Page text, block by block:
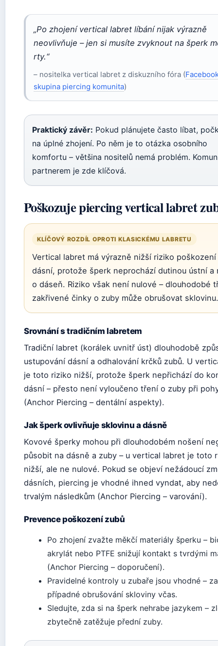
„Po zhojení vertical labret líbání nijak výrazně
neovlivňuje – jen si musíte zvyknout na šperk
rty.“
– nositelka vertical labret z diskuzního fóra (
skupina piercing komunita)
Praktický závěr: Pokud plánujete často líbat,
na úplné zhojení. Po něm je to otázka osobního
komfortu – většina nositelů nemá problém.
partnerem je zde klíčová.
Poškozuje piercing vertical labret
KLÍČOVÝ ROZDÍL OPROTI KLASICKÉMU LABRETU
Vertical labret má výrazně nižší riziko poškození
dásní, protože šperk neprochází dutinou ústní a
o dáseň. Riziko však není nulové – dlouhodobé
zakřivené činky o zuby může obrušovat sklovinu.
Srovnání s tradičním labretem
Tradiční labret (korálek uvnitř úst) dlouhodobě
ustupování dásní a odhalování krčků zubů. U
je toto riziko nižší, protože šperk nepřichází do
dásní – přesto není vyloučeno tření o zuby při
(Anchor Piercing – dentální aspekty).
Jak šperk ovlivňuje sklovinu a dásně
Kovové šperky mohou při dlouhodobém nošení
působit na dásně a zuby – u vertical labret je toto
nižší, ale ne nulové. Pokud se objeví nežádoucí
dásních, piercing je vhodné ihned vyndat, aby
trvalým následkům (Anchor Piercing – varování).
Prevence poškození zubů
Po zhojení zvažte měkčí materiály šperku –
akrylát nebo PTFE snižují kontakt s tvrdými
(Anchor Piercing – doporučení).
Pravidelné kontroly u zubaře jsou vhodné –
případné obrušování skloviny včas.
Sledujte, zda si na šperk nehrabe jazykem –
zbytečně zatěžuje přední zuby.